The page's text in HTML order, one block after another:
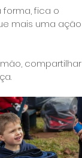
fica o
mais uma ação
compartilhar